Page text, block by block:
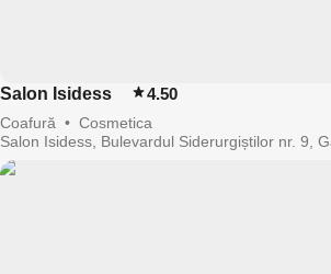
Salon Isidess 4.50
Coafură • Cosmetica
Salon Isidess, Bulevardul Siderurgiștilor nr. 9,